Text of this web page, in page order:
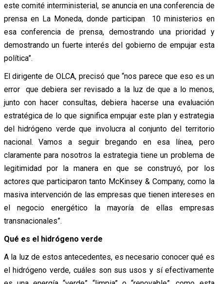
este comité interministerial, se anuncia en una conferencia de
prensa en La Moneda, donde participan 10 ministerios en
esa conferencia de prensa, demostrando una prioridad y
demostrando un fuerte interés del gobierno de empujar esta
política”.
El dirigente de OLCA, precisó que “nos parece que eso es un
error que debiera ser revisado a la luz de que a lo menos,
junto con hacer consultas, debiera hacerse una evaluación
estratégica de lo que significa empujar este plan y estrategia
del hidrógeno verde que involucra al conjunto del territorio
nacional. Vamos a seguir bregando en esa línea, pero
claramente para nosotros la estrategia tiene un problema de
legitimidad por la manera en que se construyó, por los
actores que participaron tanto McKinsey & Company, como la
masiva intervención de las empresas que tienen intereses en
el negocio energético la mayoría de ellas empresas
transnacionales”.
Qué es el hidrógeno verde
A la luz de estos antecedentes, es necesario conocer qué es
el hidrógeno verde, cuáles son sus usos y sí efectivamente